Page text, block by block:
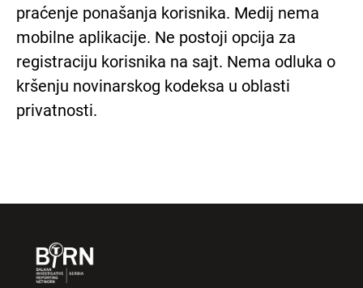
praćenje ponašanja korisnika. Medij nema
mobilne aplikacije. Ne postoji opcija za
registraciju korisnika na sajt. Nema odluka o
kršenju novinarskog kodeksa u oblasti
privatnosti.